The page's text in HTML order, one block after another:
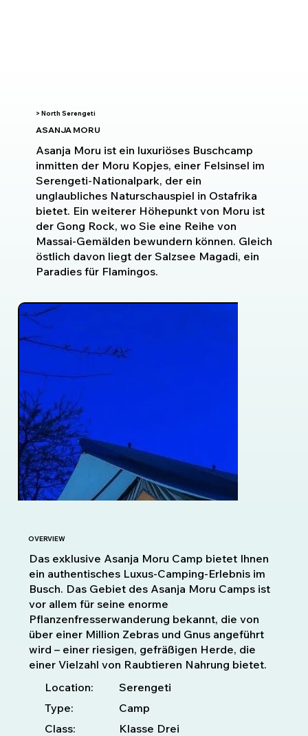
> North Serengeti
ASANJA MORU
Asanja Moru ist ein luxuriöses Buschcamp
inmitten der Moru Kopjes, einer Felsinsel im
Serengeti-Nationalpark, der ein
unglaubliches Naturschauspiel in Ostafrika
bietet. Ein weiterer Höhepunkt von Moru ist
der Gong Rock, wo Sie eine Reihe von
Massai-Gemälden bewundern können. Gleich
östlich davon liegt der Salzsee Magadi, ein
Paradies für Flamingos.
OVERVIEW
Das exklusive Asanja Moru Camp bietet Ihnen
ein authentisches Luxus-Camping-Erlebnis im
Busch. Das Gebiet des Asanja Moru Camps ist
vor allem für seine enorme
Pflanzenfresserwanderung bekannt, die von
über einer Million Zebras und Gnus angeführt
wird – einer riesigen, gefräßigen Herde, die
einer Vielzahl von Raubtieren Nahrung bietet.
Location:
Serengeti
Type:
Camp
Class:
Klasse Drei